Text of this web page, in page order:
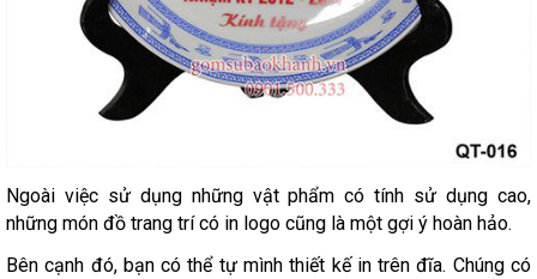
Ngoài việc sử dụng những vật phẩm có tính sử dụng cao,
những món đồ trang trí có in logo cũng là một gợi ý hoàn hảo.
Bên cạnh đó, bạn có thể tự mình thiết kế in trên đĩa. Chúng có